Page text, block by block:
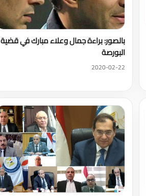
بالصور: براءة جمال وعلاء مبارك في قضية
البورصة
2020-02-22